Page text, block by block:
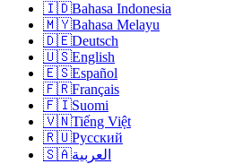
🇮🇩Bahasa Indonesia
🇲🇾Bahasa Melayu
🇩🇪Deutsch
🇺🇸English
🇪🇸Español
🇫🇷Français
🇫🇮Suomi
🇻🇳Tiếng Việt
🇷🇺Русский
🇸🇦العربية